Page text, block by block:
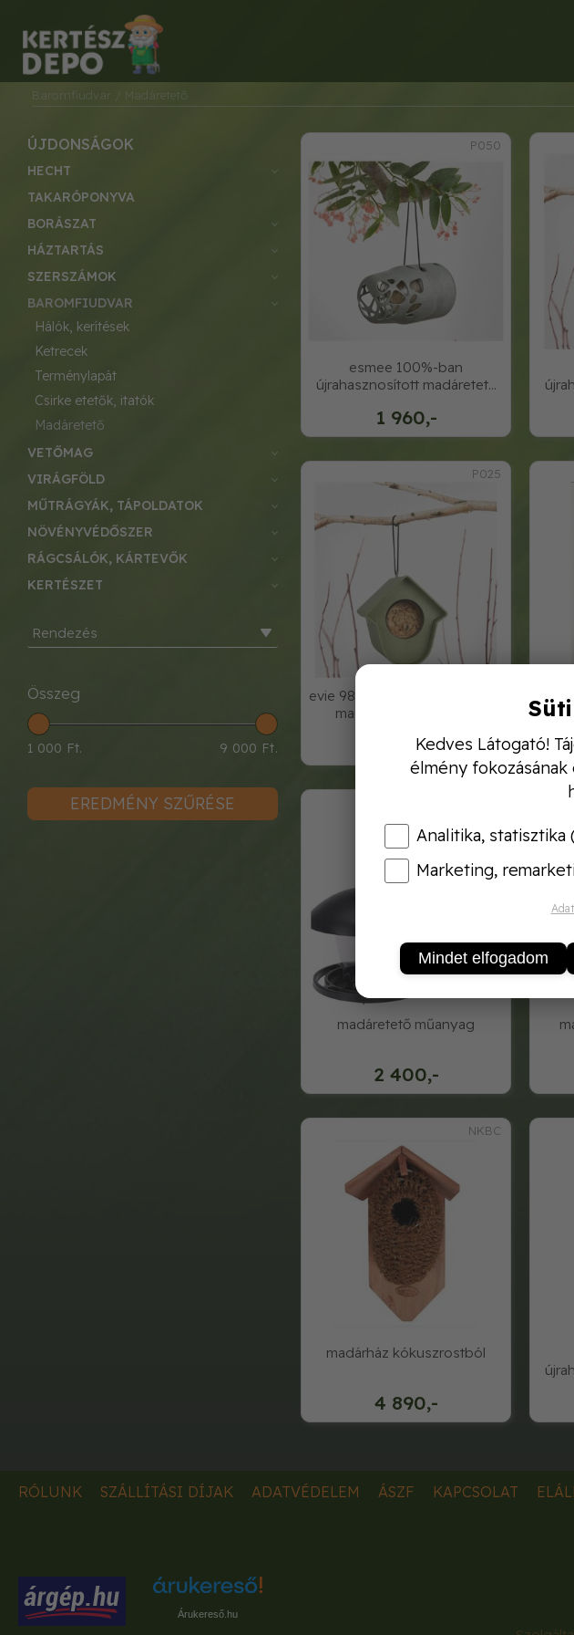
Baromfiudvar / Madáretető
P050
1 960,-
esmee 100%-ban
újrahasznosított madáretető
P025
3 380,-
evie 98%-ban újrahasznosított
madáretető zöld, zöld
2 400,-
madáretető műanyag
NKBC
4 890,-
madárház kókuszrostból
ÚJDONSÁGOK
HECHT
TAKARÓPONYVA
BORÁSZAT
HÁZTARTÁS
SZERSZÁMOK
BAROMFIUDVAR
hálók, kerítések
ketrecek
terménylapát
csirke etetők, itatók
madáretető
VETŐMAG
VIRÁGFÖLD
MŰTRÁGYÁK, TÁPOLDATOK
NÖVÉNYVÉDŐSZER
RÁGCSÁLÓK, KÁRTEVŐK
KERTÉSZET
Rendezés
Összeg
1 000 Ft. 9 000 Ft.
EREDMÉNY SZŰRÉSE
RÓLUNK SZÁLLÍTÁSI DÍJAK ADATVÉDELEM ÁSZF KAPCSOLAT
Árukereső.hu
Kedves Látogató!
élmény
Analitika,
Marketing,
Mindet elfogadom